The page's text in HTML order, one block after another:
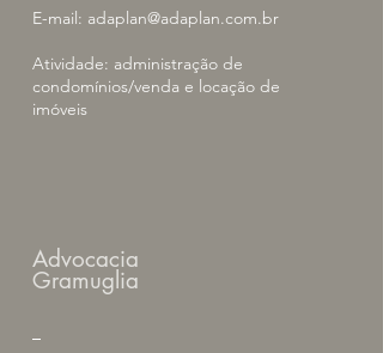
E-mail: adaplan@adaplan.com.br
Atividade: administração de
condomínios/venda e locação de
imóveis
Advocacia
Gramuglia